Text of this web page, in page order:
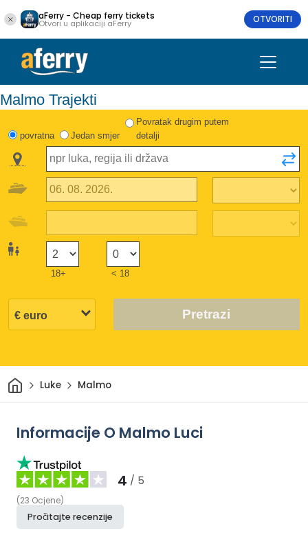
aFerry - Cheap ferry tickets
Otvori u aplikaciji aFerry OTVORITI
Malmo Trajekti
povratna Jedan smjer
Povratak drugim putem
detalji
18+ < 18
Pretrazi
DomLuke Malmo
Informacije O Malmo Luci
4 / 5
(23 Ocjene)
Pročitajte recenzije